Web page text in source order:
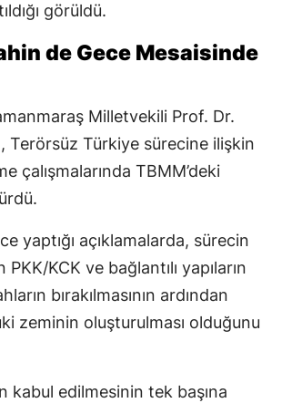
görüldü.
de Gece Mesaisinde
Milletvekili Prof. Dr.
Terörsüz Türkiye sürecine ilişkin
çalışmalarında TBMM’deki
yaptığı açıklamalarda, sürecin
PKK/KCK ve bağlantılı yapıların
bırakılmasının ardından
zeminin oluşturulması olduğunu
kabul edilmesinin tek başına